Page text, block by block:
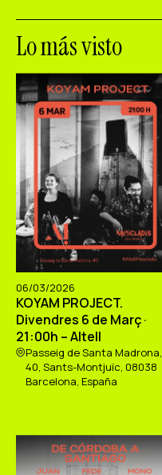
Lo más visto
06/03/2026
KOYAM PROJECT.
Divendres 6 de Març ·
21:00h – Altell
Passeig de Santa Madrona,
40, Sants-Montjuïc, 08038
Barcelona, España